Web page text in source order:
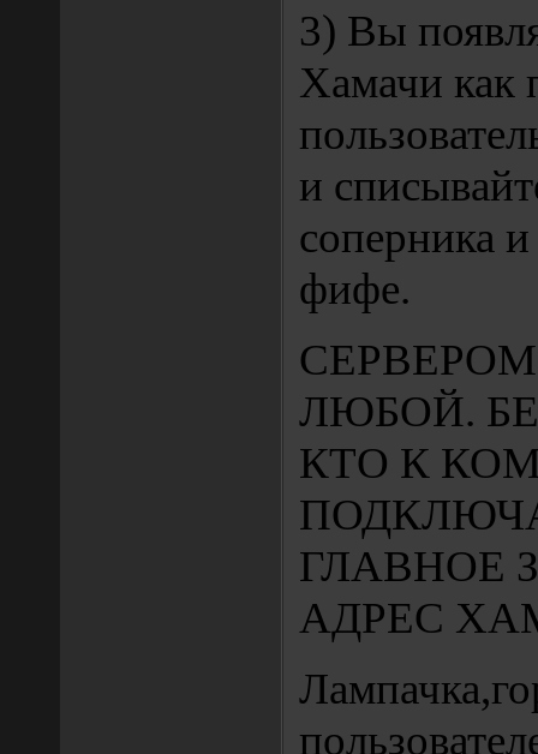
3) Вы
Хамачи как
и
соперника и
фифе.
ЛЮБОЙ.
КТО К
ГЛАВНОЕ
АДРЕС